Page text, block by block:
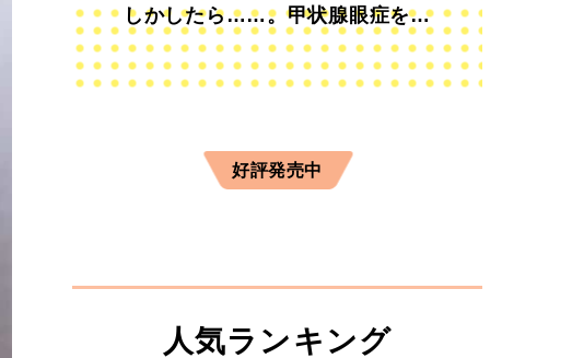
しかしたら……。甲状腺眼症を知
っていますか？
好評発売中
人気ランキング